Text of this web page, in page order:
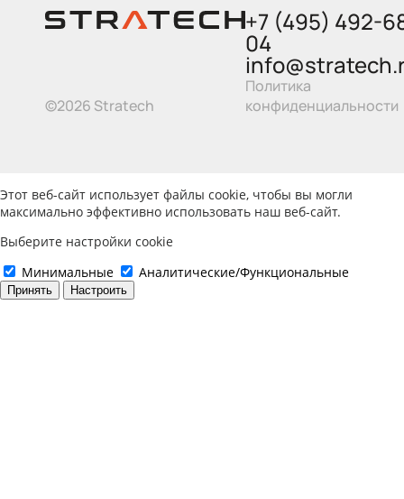
©2026 Stratech
+7 (495) 492-
04
Политика
конфиденциальности
Этот веб-сайт использует файлы cookie, чтобы вы могли
максимально эффективно использовать наш веб-сайт.
Выберите настройки cookie
Минимальные
Аналитические/Функциональные
Принять Настроить